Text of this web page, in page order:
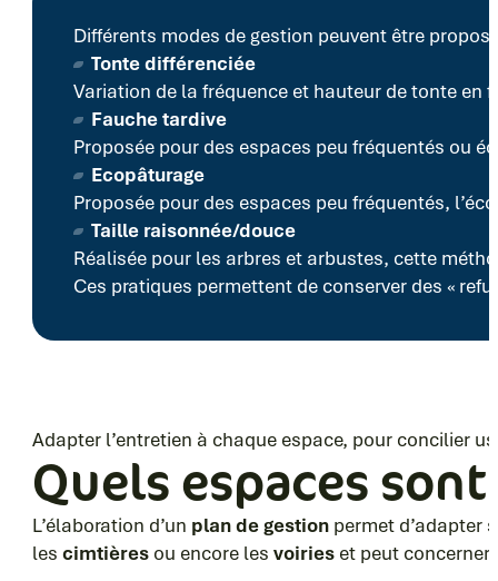
Différents modes de gestion peuvent être
Tonte différenciée
Variation de la fréquence et hauteur de tonte en
Fauche tardive
Proposée pour des espaces peu fréquentés ou
Ecopâturage
Proposée pour des espaces peu fréquentés,
Taille raisonnée/douce
Réalisée pour les arbres et arbustes, cette
Ces pratiques permettent de conserver des «
Adapter l’entretien à chaque espace, pour concilier
Quels espaces
L’élaboration d’un plan degestion permet d’adapter
lescimtières ou encore lesvoiries et peut